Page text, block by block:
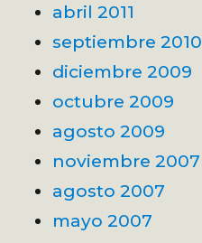
abril 2011
septiembre 2010
diciembre 2009
octubre 2009
agosto 2009
noviembre 2007
agosto 2007
mayo 2007